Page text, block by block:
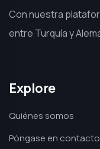
Con nuestra
entre Turquía y
Explore
Quiénes somos
Póngase en